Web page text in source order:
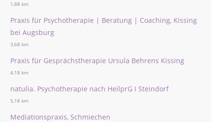
1,88 km
Praxis für Psychotherapie | Beratung | Coaching, Kissing
bei Augsburg
3,68 km
Praxis für Gesprächstherapie Ursula Behrens Kissing
4,18 km
natulia. Psychotherapie nach HeilprG I Steindorf
5,18 km
Mediationspraxis, Schmiechen